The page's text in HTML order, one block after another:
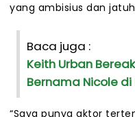
yang ambisius dan
Baca juga :
Keith Urban
Bernama Nicole di
“Saya punya aktor